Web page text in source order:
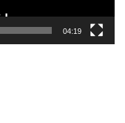
04:19